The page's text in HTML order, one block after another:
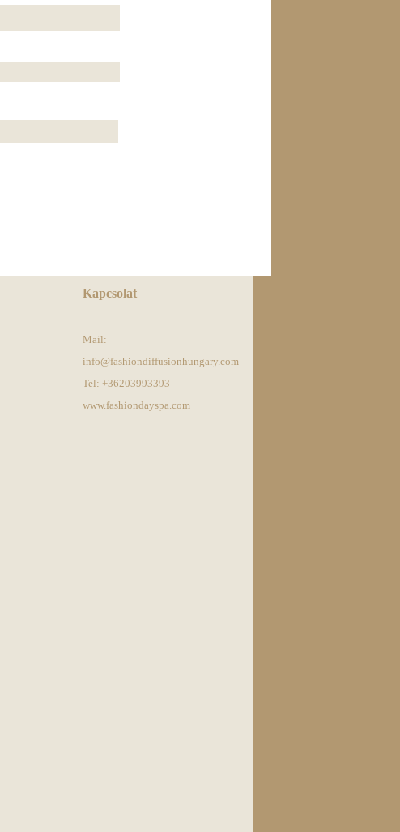
Kapcsolat
Mail:
info@fashiondiffusionhungary.com
Tel: +36203993393
www.fashiondayspa.com